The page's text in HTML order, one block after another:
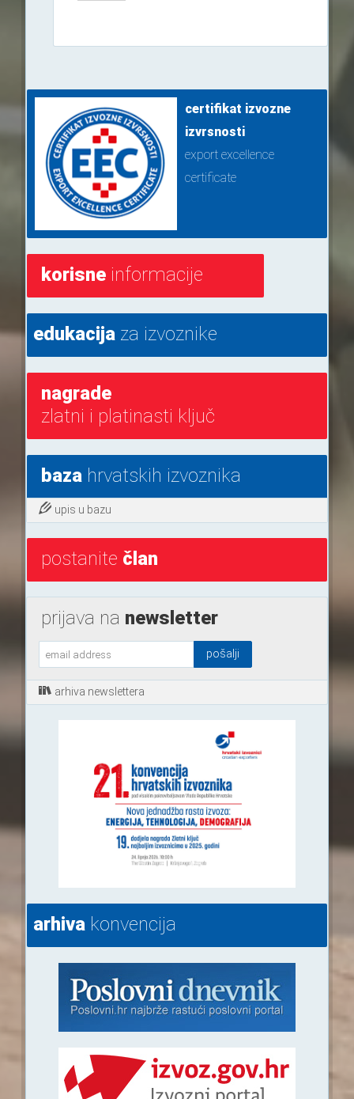
certifikat izvozne
izvrsnosti
export excellence
certificate
korisneinformacije
edukacijaza izvoznike
nagrade
zlatni i platinasti ključ
bazahrvatskih izvoznika
upis u bazu
postanite član
prijava na newsletter
arhiva newslettera
arhivakonvencija